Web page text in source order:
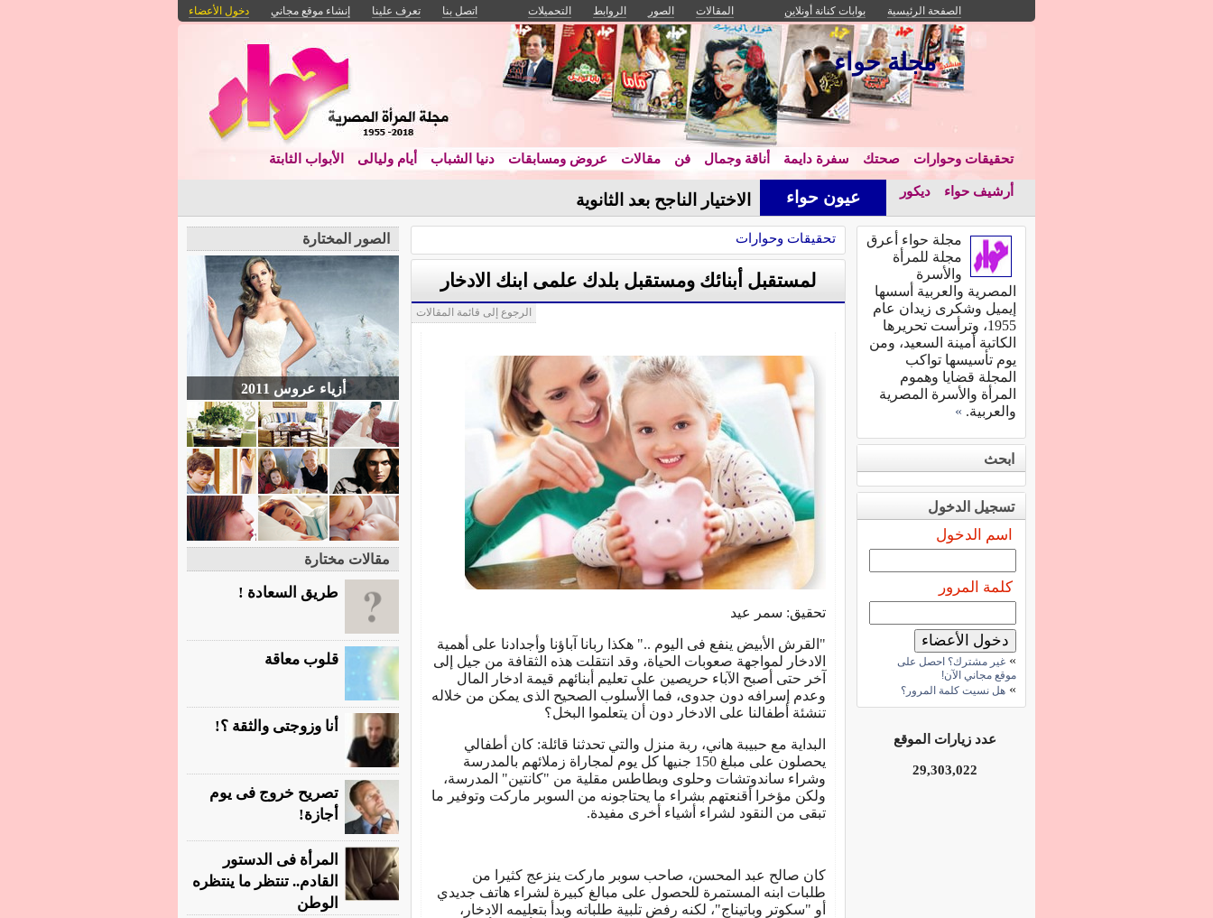
الصفحة الرئيسية بوابات كنانة أونلاين المقالات الصور الروابط التحميلات اتصل بنا تعرف علينا إنشاء موقع مجاني دخول الأعضاء
مجلة حواء
تحقيقات وحوارات صحتك سفرة دايمة أناقة وجمال فن مقالات عروض ومسابقات دنيا الشباب أيام وليالى الأبواب الثابتة
أرشيف حواء ديكور عيون حواء _
تحقيقات وحوارات
لمستقبل أبنائك ومستقبل بلدك علمى ابنك الادخار
الرجوع إلى قائمة المقالات
تحقيق: سمر عيد
"القرش الأبيض ينفع فى اليوم .." هكذا ربانا آباؤنا وأجدادنا على أهمية
الادخار لمواجهة صعوبات الحياة، وقد انتقلت هذه الثقافة من جيل إلى
آخر حتى أصبح الآباء حريصين على تعليم أبنائهم قيمة ادخار المال
وعدم إسرافه دون جدوى، فما الأسلوب الصحيح الذى يمكن من خلاله
تنشئة أطفالنا على الادخار دون أن يتعلموا البخل؟
البداية مع حبيبة هاني، ربة منزل والتي تحدثنا قائلة: كان أطفالي
يحصلون على مبلغ 150 جنيها كل يوم لمجاراة زملائهم بالمدرسة
وشراء ساندوتشات وحلوى وبطاطس مقلية من "كانتين" المدرسة،
ولكن مؤخرا أقنعتهم بشراء ما يحتاجونه من السوبر ماركت وتوفير ما
تبقى من النقود لشراء أشياء أخرى مفيدة.
كان صالح عبد المحسن، صاحب سوبر ماركت ينزعج كثيرا من
طلبات ابنه المستمرة للحصول على مبالغ كبيرة لشراء هاتف جديدي
أو "سكوتر وباتيناج"، لكنه رفض تلبية طلباته وبدأ بتعليمه الادخار،
مجلة حواء أعرق
مجلة للمرأة
والأسرة
المصرية والعربية أسسها
إيميل وشكرى زيدان عام
1955، وترأست تحريرها
الكاتبة أمينة السعيد، ومن
يوم تأسيسها تواكب
المجلة قضايا وهموم
المرأة والأسرة المصرية
والعربية. »
ابحث
تسجيل الدخول
اسم الدخول
كلمة المرور
» غير مشترك؟ احصل على
موقع مجاني الآن!
» هل نسيت كلمة المرور؟
عدد زيارات الموقع
29,303,022
الصور المختارة
أزياء عروس 2011
مقالات مختارة
طريق السعادة !
قلوب معاقة
أنا وزوجتى والثقة ؟!
تصريح خروج فى يوم
أجازة!
المرأة فى الدستور
القادم.. تنتظر ما ينتظره
الوطن